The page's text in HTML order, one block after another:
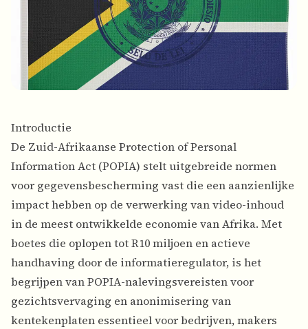
Introductie
De Zuid-Afrikaanse Protection of Personal
Information Act (POPIA) stelt uitgebreide normen
voor gegevensbescherming vast die een aanzienlijke
impact hebben op de verwerking van video-inhoud
in de meest ontwikkelde economie van Afrika. Met
boetes die oplopen tot R10 miljoen en actieve
handhaving door de informatieregulator, is het
begrijpen van POPIA-nalevingsvereisten voor
gezichtsvervaging en anonimisering van
kentekenplaten essentieel voor bedrijven, makers